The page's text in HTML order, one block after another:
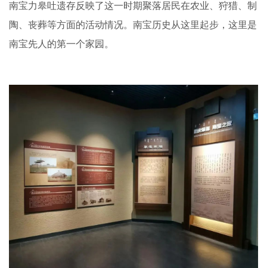
南宝力皋吐遗存反映了这一时期聚落居民在农业、狩猎、制
陶、丧葬等方面的活动情况。南宝历史从这里起步，这里是
南宝先人的第一个家园。